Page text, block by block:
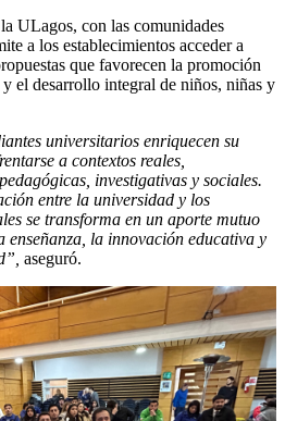
ULagos, con las comunidades
a los establecimientos acceder a
que favorecen la promoción
el desarrollo integral de niños, niñas y
universitarios enriquecen su
a contextos reales,
investigativas y sociales.
entre la universidad y los
se transforma en un aporte mutuo
enseñanza, la innovación educativa y
aseguró.